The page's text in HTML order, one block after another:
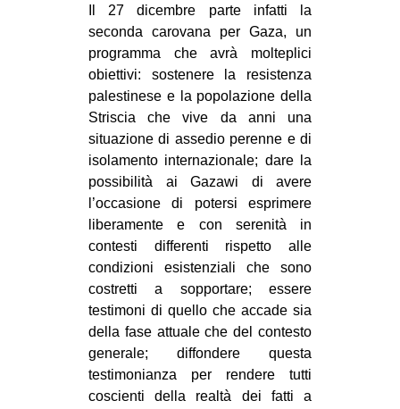
GENERI
MIGRAZIONI
PRECARIATO
REPRESSIONE
STUDENTI
CULTURE
ARTE
CINEMA
MANIFESTI
MUSICA
RECENSIONI
INTERNAZIONALE
AFRICA
Il 27 dicembre parte infatti la
seconda carovana per Gaza, un
programma che avrà molteplici
obiettivi: sostenere la resistenza
palestinese e la popolazione della
Striscia che vive da anni una
situazione di assedio perenne e di
isolamento internazionale; dare la
possibilità ai Gazawi di avere
l’occasione di potersi esprimere
liberamente e con serenità in
contesti differenti rispetto alle
condizioni esistenziali che sono
costretti a sopportare; essere
testimoni di quello che accade sia
della fase attuale che del contesto
generale; diffondere questa
testimonianza per rendere tutti
coscienti della realtà dei fatti a